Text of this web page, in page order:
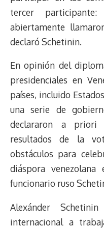
tercer
abiertamente
declaró Schetinin.
En opinión del
presidenciales en
países, incluido
una serie de
declararon a priori
resultados de la
obstáculos para
diáspora venezolana
funcionario ruso
Alexánder
internacional a